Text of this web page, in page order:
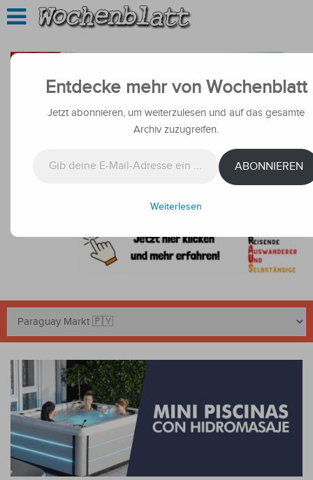
Entdecke mehr von Wochenblatt
Jetzt abonnieren, um weiterzulesen und auf das gesamte
Archiv zuzugreifen.
ABONNIEREN
Weiterlesen